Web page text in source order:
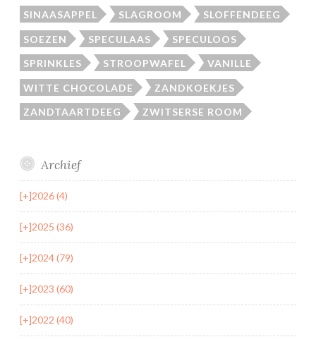
SINAASAPPEL SLAGROOM SLOFFENDEEG
SOEZEN SPECULAAS SPECULOOS
SPRINKLES STROOPWAFEL VANILLE
WITTE CHOCOLADE ZANDKOEKJES
ZANDTAARTDEEG ZWITSERSE ROOM
Archief
[+]2026 (4)
[+]2025 (36)
[+]2024 (79)
[+]2023 (60)
[+]2022 (40)